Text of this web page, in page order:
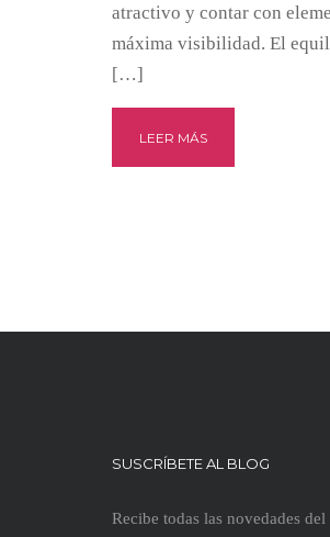
atractivo y contar con
máxima visibilidad. El
[…]
LEER MÁS
SUSCRÍBETE AL BLOG
Recibe todas las novedades